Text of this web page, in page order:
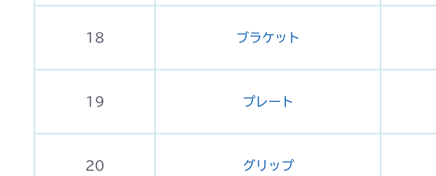
18 ブラケット
19 プレート
20 グリップ